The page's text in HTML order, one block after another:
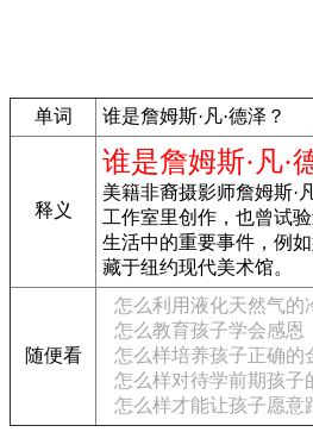
单词 谁是詹姆斯·凡·德泽？
释义
谁是詹姆斯·凡·
美籍非裔摄影师詹姆斯·
工作室里创作，也曾试
生活中的重要事件，例
藏于纽约现代美术馆。
随便看
怎么利用液化天然气的
怎么教育孩子学会感恩
怎么样培养孩子正确的
怎么样对待学前期孩子
怎么样才能让孩子愿意